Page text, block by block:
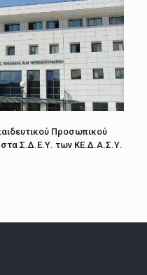
Προσωπικού
στα Σ.Δ.Ε.Υ. των ΚΕ.Δ.Α.Σ.Υ.